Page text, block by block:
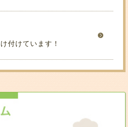
付けています！